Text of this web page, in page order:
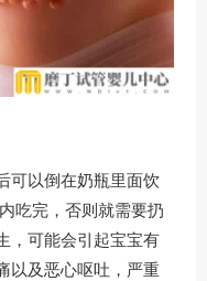
可以倒在奶瓶里面饮
吃完，否则就需要扔
，可能会引起宝宝有
以及恶心呕吐，严重